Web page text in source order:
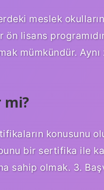
meslek
lisans
mümkündür. Aynı
mi?
konusunu
bir sertifika ile
sahip olmak. 3.